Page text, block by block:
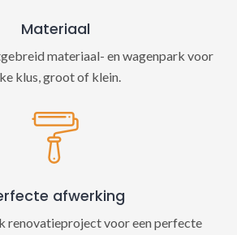
Materiaal
materiaal- en wagenpark voor
klus, groot of klein.
afwerking
renovatieproject voor een perfecte